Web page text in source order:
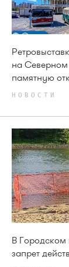
на Северном
памятную
НОВОСТИ
В
запрет